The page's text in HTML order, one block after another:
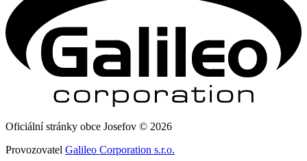
Oficiální stránky obce Josefov © 2026
Provozovatel Galileo Corporation s.r.o.